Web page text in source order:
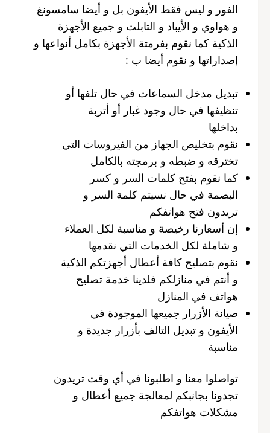
الفور و ليس فقط الأيفون بل و أيضا سامسونغ
و هواوي و الأيباد و التابلت و جميع الأجهزة
الذكية كما نقوم بفرمتة الأجهزة بكامل أنواعها و
إصداراتها و نقوم أيضا ب :
تبديل مدخل السماعات في حال تلفها أو
تنظيفها في حال وجود غبار أو أتربة
بداخلها
نقوم بتخليص الجهاز من الفيروسات التي
تخترقه و ضبطه و برمجته بالكامل
كما نقوم بفتح كلمات السر و كسر
البصمة في حال نسيتم كلمة السر و
تريدون فتح هواتفكم
إن أسعارنا رخيصة و مناسبة لكل العملاء
و شاملة لكل الخدمات التي نقدمها
نقوم بتصليح كافة أعطال أجهزتكم الذكية
و أنتم في منازلكم فلدينا خدمة تصليح
هواتف في المنازل
صيانة الأزرار جميعها الموجودة في
الأيفون و تبديل التالف بأزرار جديدة و
مناسبة
تواصلوا معنا و اطلبونا في أي وقت تريدون
تجدونا بجانبكم لمعالجة جميع أعطال و
مشكلات هواتفكم